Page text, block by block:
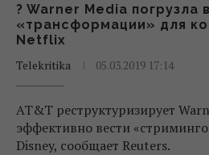
? Warner Media погрузла в
«трансформации» для
Netflix
Telekritika
05.03.2019 17:14
AT&T реструктуризирует
эффективно вести
Disney, сообщает Reuters.